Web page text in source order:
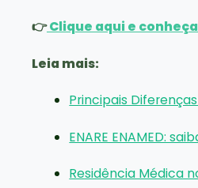
👉Clique aqui e
Leia mais:
Principais Diferenças
ENARE ENAMED:
Residência Médica